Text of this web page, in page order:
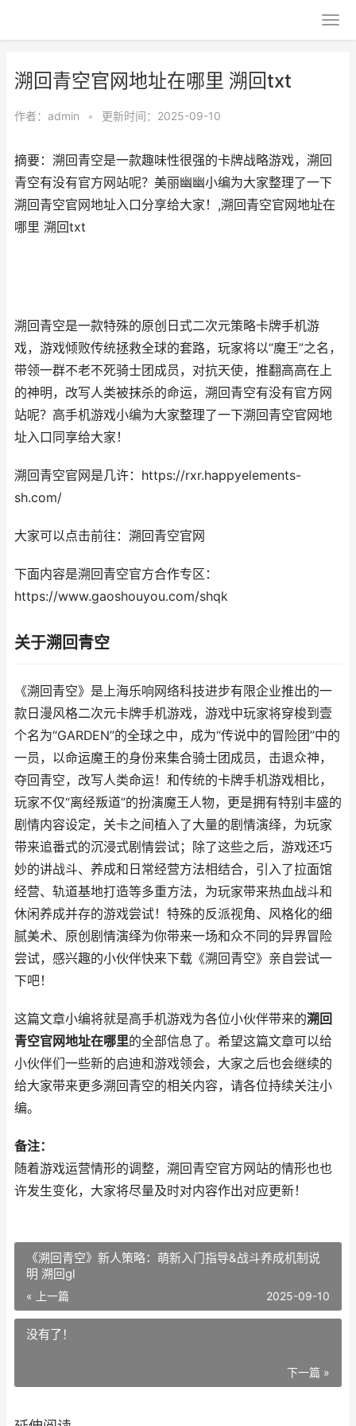
溯回青空官网地址在哪里 溯回txt
作者： admin • 更新时间：2025-09-10
摘要：溯回青空是一款趣味性很强的卡牌战略游戏，溯回
青空有没有官方网站呢？美丽幽幽小编为大家整理了一下
溯回青空官网地址入口分享给大家！,溯回青空官网地址在
哪里 溯回txt
溯回青空是一款特殊的原创日式二次元策略卡牌手机游
戏，游戏倾败传统拯救全球的套路，玩家将以“魔王”之名，
带领一群不老不死骑士团成员，对抗天使，推翻高高在上
的神明，改写人类被抹杀的命运，溯回青空有没有官方网
站呢？高手机游戏小编为大家整理了一下溯回青空官网地
址入口同享给大家！
溯回青空官网是几许：https://rxr.happyelements-
sh.com/
大家可以点击前往：溯回青空官网
下面内容是溯回青空官方合作专区：
https://www.gaoshouyou.com/shqk
关于溯回青空
《溯回青空》是上海乐响网络科技进步有限企业推出的一
款日漫风格二次元卡牌手机游戏，游戏中玩家将穿梭到壹
个名为“GARDEN”的全球之中，成为“传说中的冒险团”中的
一员，以命运魔王的身份来集合骑士团成员，击退众神，
夺回青空，改写人类命运！和传统的卡牌手机游戏相比，
玩家不仅“离经叛道”的扮演魔王人物，更是拥有特别丰盛的
剧情内容设定，关卡之间植入了大量的剧情演绎，为玩家
带来追番式的沉浸式剧情尝试；除了这些之后，游戏还巧
妙的讲战斗、养成和日常经营方法相结合，引入了拉面馆
经营、轨道基地打造等多重方法，为玩家带来热血战斗和
休闲养成并存的游戏尝试！特殊的反派视角、风格化的细
腻美术、原创剧情演绎为你带来一场和众不同的异界冒险
尝试，感兴趣的小伙伴快来下载《溯回青空》亲自尝试一
下吧！
这篇文章小编将就是高手机游戏为各位小伙伴带来的溯回
青空官网地址在哪里的全部信息了。希望这篇文章可以给
小伙伴们一些新的启迪和游戏领会，大家之后也会继续的
给大家带来更多溯回青空的相关内容，请各位持续关注小
编。
备注：
随着游戏运营情形的调整，溯回青空官方网站的情形也也
许发生变化，大家将尽量及时对内容作出对应更新！
《溯回青空》新人策略：萌新入门指导&战斗养成机制说
明 溯回gl
« 上一篇 2025-09-10
没有了！
下一篇 »